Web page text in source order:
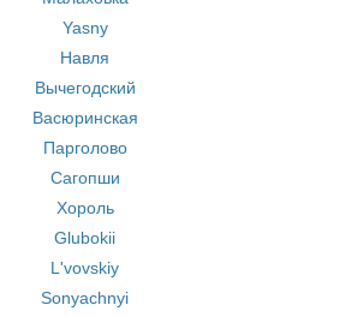
Yasny
Навля
Вычегодский
Васюринская
Парголово
Сагопши
Хороль
Glubokii
L'vovskiy
Sonyachnyi